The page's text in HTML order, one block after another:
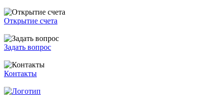
Открытие счета
Задать вопрос
Контакты